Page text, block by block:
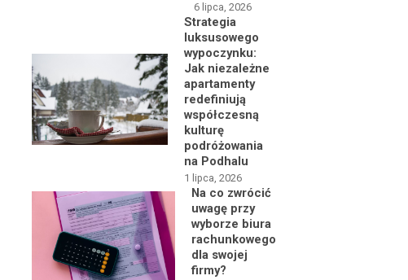
6 lipca, 2026
Strategia
luksusowego
wypoczynku:
Jak niezależne
apartamenty
redefiniują
współczesną
kulturę
podróżowania
na Podhalu
1 lipca, 2026
Na co zwrócić
uwagę przy
wyborze biura
rachunkowego
dla swojej
firmy?